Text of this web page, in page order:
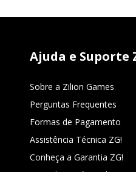
Ajuda e Suporte
Sobre a Zilion Games
Perguntas Frequentes
Formas de Pagamento
Assistência Técnica ZG!
Conheça a Garantia ZG!